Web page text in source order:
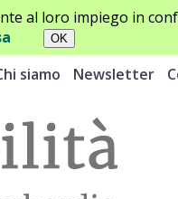
al loro impiego in
siamo
Newsletter